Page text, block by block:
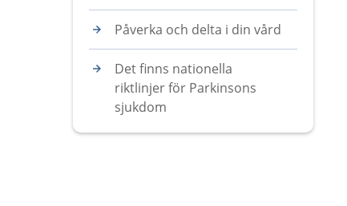
Påverka och delta i din vård
Det finns nationella
riktlinjer för Parkinsons
sjukdom